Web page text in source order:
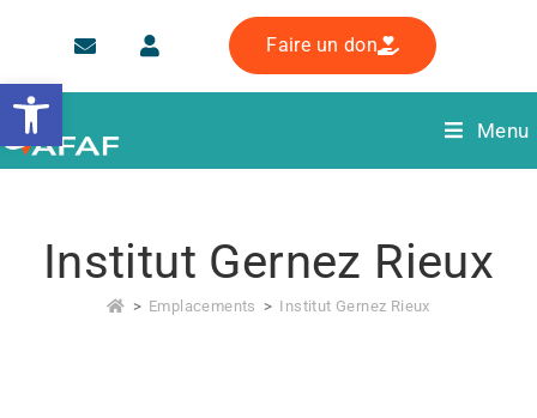
Ouvrir la barre d’outils
Faire un don
Menu
Institut Gernez Rieux
> Emplacements > Institut Gernez Rieux